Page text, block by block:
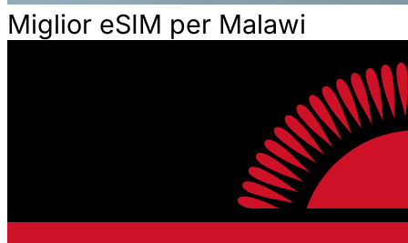
Miglior eSIM per Malawi